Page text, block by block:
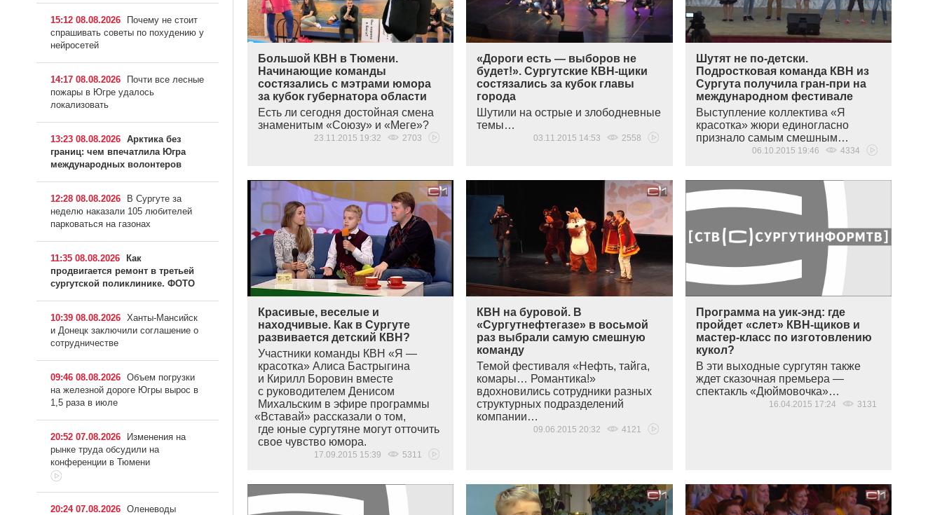
Большой КВН в Тюмени.
Начинающие команды
состязались с мэтрами юмора
за кубок губернатора области
Есть ли сегодня достойная смена
знаменитым «Союзу» и «Меге»?
23.11.2015 19:32 2703
«Дороги есть — выборов не
будет!». Сургутские КВН-щики
состязались за кубок главы
города
Шутили на острые и злободневные
темы…
03.11.2015 14:53 2558
Шутят не по-детски.
Подростковая команда КВН из
Сургута получила гран-при на
международном фестивале
Выступление коллектива «Я
красотка» жюри единогласно
признало самым смешным…
06.10.2015 19:46 4334
Красивые, веселые и
находчивые. Как в Сургуте
развивается детский КВН?
Участники команды КВН «Я —
красотка» Алиса Бастрыгина
и Кирилл Боровин вместе
с руководителем Денисом
Михальским в эфире программы
«Вставай» рассказали о том,
где юные сургутяне могут отточить
свое чувство юмора.
17.09.2015 15:39 5311
КВН на буровой. В
«Сургутнефтегазе» в восьмой
раз выбрали самую смешную
команду
Темой фестиваля «Нефть, тайга,
комары… Романтика!»
вдохновились сотрудники разных
структурных подразделений
компании…
09.06.2015 20:32 4121
Программа на уик-энд: где
пройдет «слет» КВН-щиков и
мастер-класс по изготовлению
кукол?
В эти выходные сургутян также
ждет сказочная премьера —
спектакль «Дюймовочка»…
16.04.2015 17:24 3131
15:12 08.08.2026
Почему не стоит
спрашивать советы по похудению у
нейросетей
14:17 08.08.2026
Почти все лесные
пожары в Югре удалось
локализовать
13:23 08.08.2026 Арктика без
границ: чем впечатлила Югра
международных волонтеров
12:28 08.08.2026
В Сургуте за
неделю наказали 105 любителей
парковаться на газонах
11:35 08.08.2026
Как
продвигается ремонт в третьей
сургутской поликлинике. ФОТО
10:39 08.08.2026 Ханты-Мансийск
и Донецк заключили соглашение о
сотрудничестве
09:46 08.08.2026 Объем погрузки
на железной дороге Югры вырос в
1,5 раза в июле
20:52 07.08.2026
Изменения на
рынке труда обсудили на
конференции в Тюмени
20:24 07.08.2026 Оленеводы